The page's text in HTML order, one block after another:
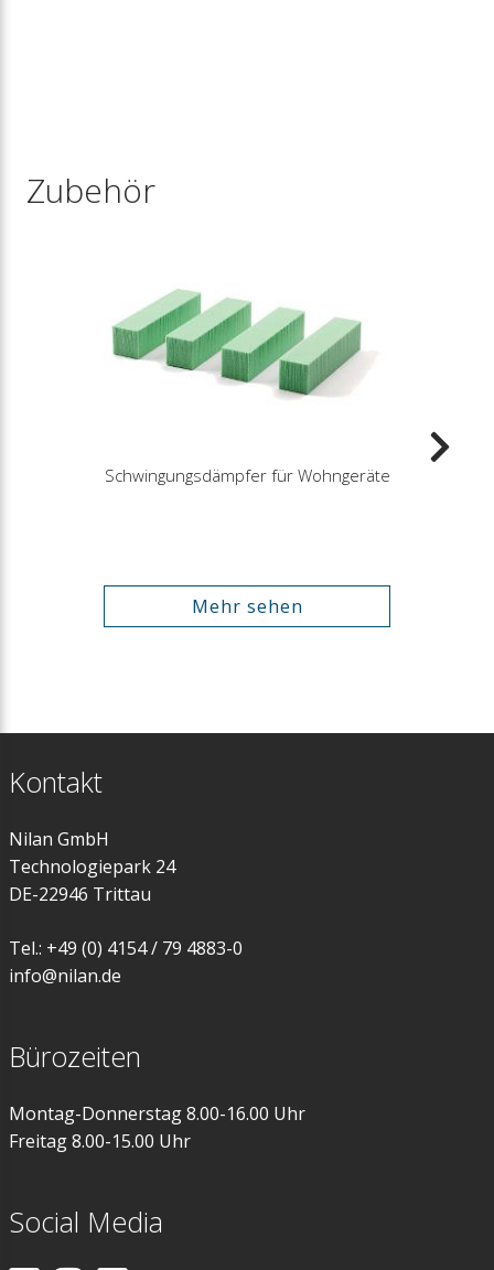
Zubehör
Schwingungsdämpfer für Wohngeräte
Mehr sehen
Kontakt
Nilan GmbH
Technologiepark 24
DE-22946 Trittau
Tel.: +49 (0) 4154 / 79 4883-0
info@nilan.de
Bürozeiten
Montag-Donnerstag 8.00-16.00 Uhr
Freitag 8.00-15.00 Uhr
Social Media